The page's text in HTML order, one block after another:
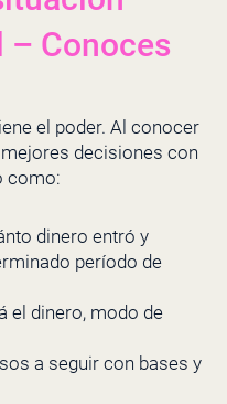
– Conoces
el poder. Al conocer
decisiones con
como:
dinero entró y
período de
el dinero, modo de
a seguir con bases y